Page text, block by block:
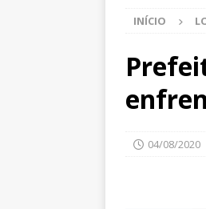
INÍCIO
04/08/2020